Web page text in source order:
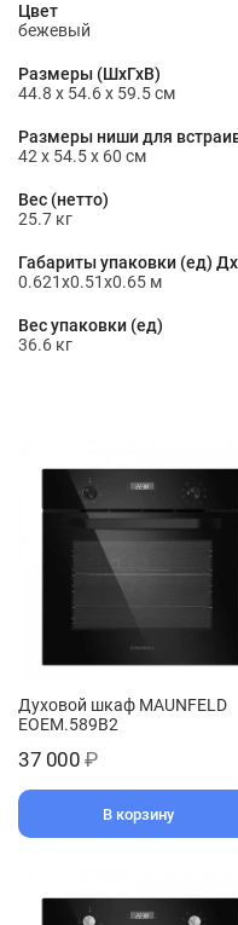
Цвет
бежевый
Размеры (ШхГхВ)
44.8 х 54.6 х 59.5 см
Размеры ниши для
42 x 54.5 x 60 см
Вес (нетто)
25.7 кг
Габариты упаковки (ед)
0.621x0.51x0.65 м
Вес упаковки (ед)
36.6 кг
Духовой шкаф MAUNFELD
EOEM.589B2
37 000 ₽
В корзину